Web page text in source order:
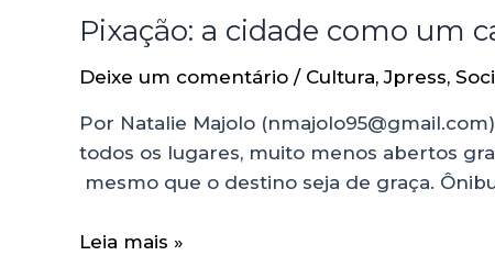
Pixação: a cidade como um
Deixe um comentário / Cultura,Jpress,
Por Natalie Majolo
todos os lugares, muito menos abertos
mesmo que o destino seja de graça.
Leia mais »